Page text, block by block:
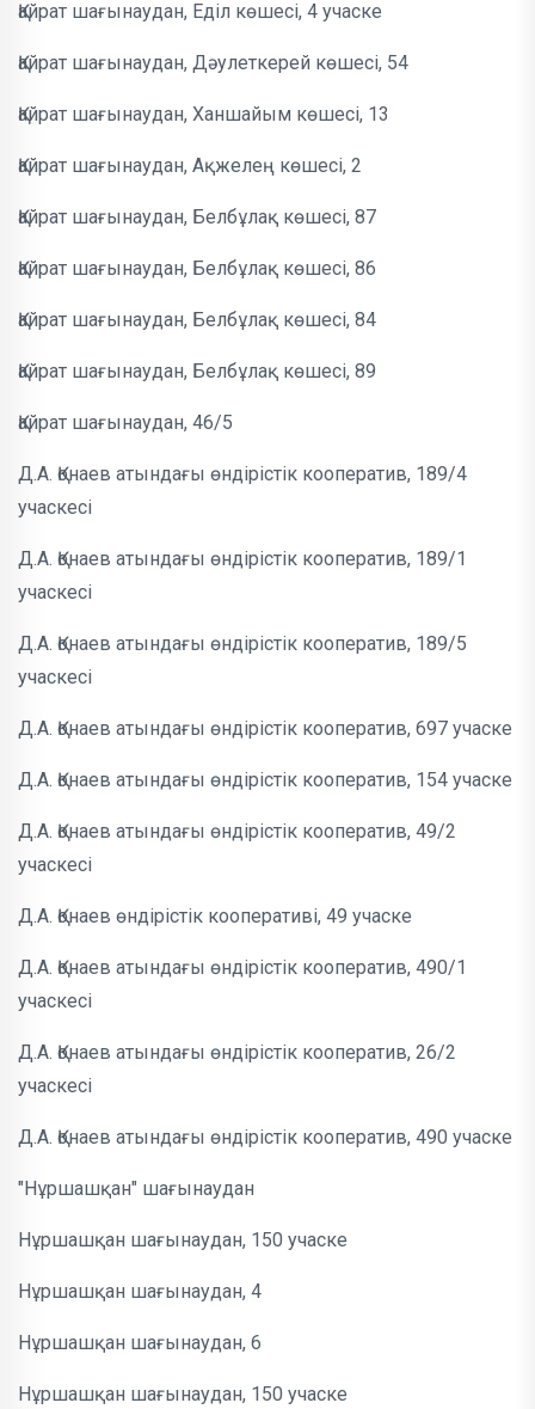
Қайрат шағынаудан, Еділ көшесі, 4 учаске
Қайрат шағынаудан, Дәулеткерей көшесі, 54
Қайрат шағынаудан, Ханшайым көшесі, 13
Қайрат шағынаудан, Ақжелең көшесі, 2
Қайрат шағынаудан, Белбұлақ көшесі, 87
Қайрат шағынаудан, Белбұлақ көшесі, 86
Қайрат шағынаудан, Белбұлақ көшесі, 84
Қайрат шағынаудан, Белбұлақ көшесі, 89
Қайрат шағынаудан, 46/5
Д.А. Қонаев атындағы өндірістік кооператив, 189/4
учаскесі
Д.А. Қонаев атындағы өндірістік кооператив, 189/1
учаскесі
Д.А. Қонаев атындағы өндірістік кооператив, 189/5
учаскесі
Д.А. Қонаев атындағы өндірістік кооператив, 697 учаске
Д.А. Қонаев атындағы өндірістік кооператив, 154 учаске
Д.А. Қонаев атындағы өндірістік кооператив, 49/2
учаскесі
Д.А. Қонаев өндірістік кооперативі, 49 учаске
Д.А. Қонаев атындағы өндірістік кооператив, 490/1
учаскесі
Д.А. Қонаев атындағы өндірістік кооператив, 26/2
учаскесі
Д.А. Қонаев атындағы өндірістік кооператив, 490 учаске
"Нұршашқан" шағынаудан
Нұршашқан шағынаудан, 150 учаске
Нұршашқан шағынаудан, 4
Нұршашқан шағынаудан, 6
Нұршашқан шағынаудан, 150 учаске